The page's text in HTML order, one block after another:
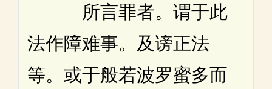
所言罪者。谓于此
法作障难事。及谤正法
等。或于般若波罗蜜多而